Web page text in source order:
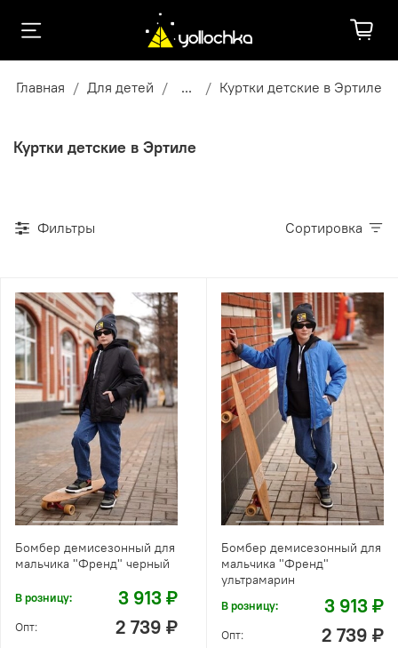
Главная Для детей ... Куртки детские в Эртиле
Куртки детские в Эртиле
Фильтры Сортировка
Бомбер демисезонный для
мальчика "Френд" черный
В розницу: 3 913 ₽
Опт: 2 739 ₽
Бомбер демисезонный для
мальчика "Френд"
ультрамарин
В розницу: 3 913 ₽
Опт: 2 739 ₽